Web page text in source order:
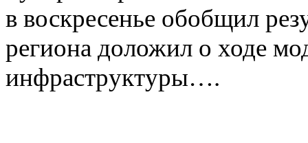
в воскресенье обобщил
региона доложил о ходе
инфраструктуры….